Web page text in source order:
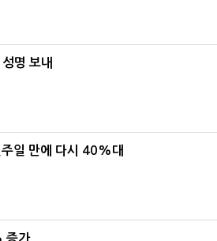
명 보내
일 만에 다시 40%대
증가